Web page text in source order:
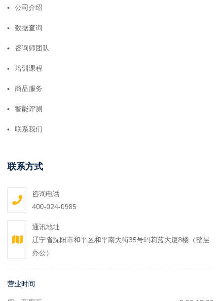
公司介绍
数据查询
咨询师团队
培训课程
商品服务
智能评测
联系我们
联系方式
咨询电话
400-024-0985
通讯地址
辽宁省沈阳市和平区和平南大街35号玛莉蓝大厦8楼（整层
办公）
营业时间